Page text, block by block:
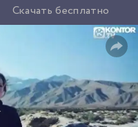
Скачать бесплатно